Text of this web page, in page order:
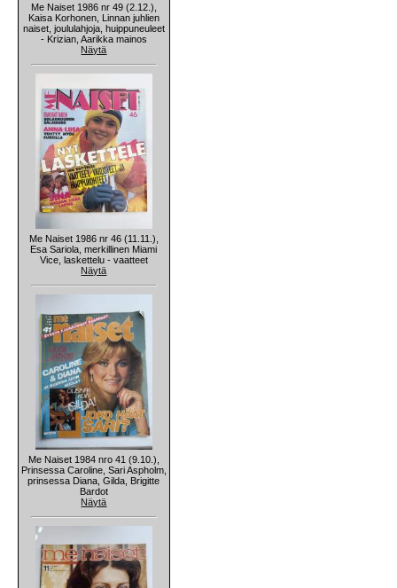
Me Naiset 1986 nr 49 (2.12.),
Kaisa Korhonen, Linnan juhlien
naiset, joululahjoja, huippuneuleet
- Krizian, Aarikka mainos
Näytä
Me Naiset 1986 nr 46 (11.11.),
Esa Sariola, merkillinen Miami
Vice, laskettelu - vaatteet
Näytä
Me Naiset 1984 nro 41 (9.10.),
Prinsessa Caroline, Sari Aspholm,
prinsessa Diana, Gilda, Brigitte
Bardot
Näytä